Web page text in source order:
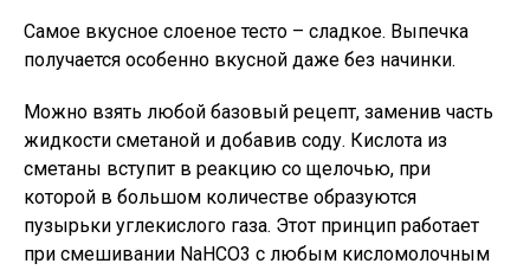
Самое вкусное слоеное тесто – сладкое. Выпечка
получается особенно вкусной даже без начинки.
Можно взять любой базовый рецепт, заменив часть
жидкости сметаной и добавив соду. Кислота из
сметаны вступит в реакцию со щелочью, при
которой в большом количестве образуются
пузырьки углекислого газа. Этот принцип работает
при смешивании NaHCO3 с любым кисломолочным